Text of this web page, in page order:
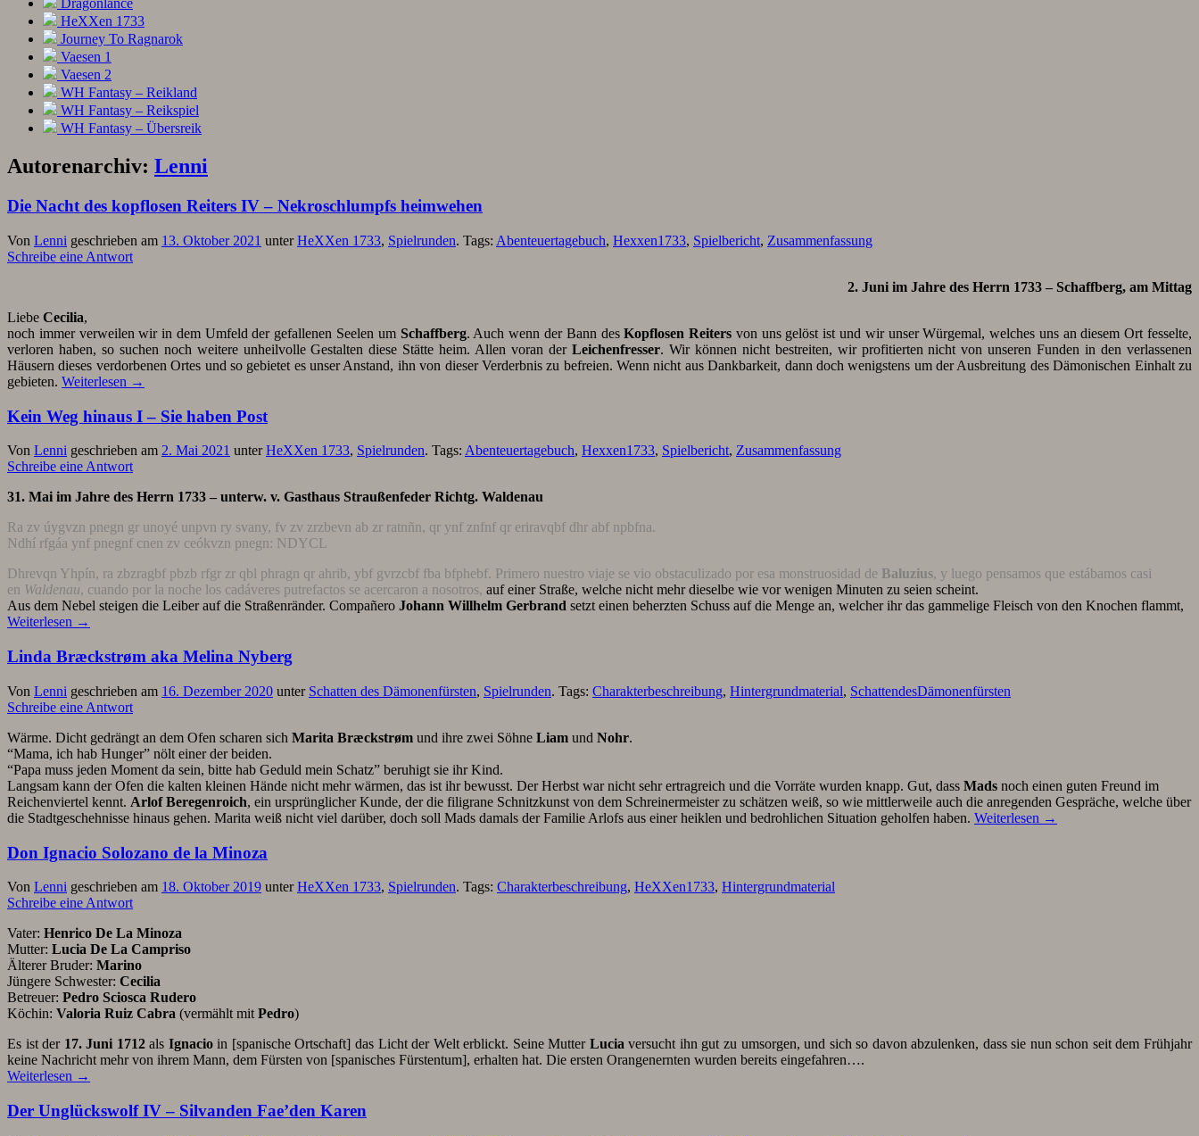
Dragonlance
HeXXen 1733
Journey To Ragnarok
Vaesen 1
Vaesen 2
WH Fantasy – Reikland
WH Fantasy – Reikspiel
WH Fantasy – Übersreik
Autorenarchiv: Lenni
Die Nacht des kopflosen Reiters IV – Nekroschlumpfs heimwehen
Von Lenni geschrieben am 13. Oktober 2021 unterHeXXen 1733, Spielrunden. Tags: Abenteuertagebuch, Hexxen1733, Spielbericht, Zusammenfassung
Schreibe eine Antwort
2. Juni im Jahre des Herrn 1733 – Schaffberg, am Mittag
Liebe Cecilia,
noch immer verweilen wir in dem Umfeld der gefallenen Seelen um Schaffberg. Auch wenn der Bann desKopflosen Reiters von uns gelöst ist und wir unser Würgemal, welches uns an diesem Ort fesselte,
verloren haben, so suchen noch weitere unheilvolle Gestalten diese Stätte heim. Allen voran der Leichenfresser. Wir können nicht bestreiten, wir profitierten nicht von unseren Funden in den verlassenen
Häusern dieses verdorbenen Ortes und so gebietet es unser Anstand, ihn von dieser Verderbnis zu befreien. Wenn nicht aus Dankbarkeit, dann doch wenigstens um der Ausbreitung des Dämonischen Einhalt zu
gebieten. Weiterlesen →
Kein Weg hinaus I – Sie haben Post
Von Lenni geschrieben am 2. Mai 2021 unterHeXXen 1733, Spielrunden. Tags: Abenteuertagebuch, Hexxen1733, Spielbericht, Zusammenfassung
Schreibe eine Antwort
31. Mai im Jahre des Herrn 1733 – unterw. v. Gasthaus Straußenfeder Richtg. Waldenau
Ra zv úygvzn pnegn gr unoyé unpvn ry svany, fv zv zrzbevn ab zr ratnñn, qr ynf znfnf qr eriravqbf dhr abf npbfna.
Ndhí rfgáa ynf pnegnf cnen zv ceókvzn pnegn: NDYCL
Dhrevqn Yhpín, ra zbzragbf pbzb rfgr zr qbl phragn qr ahrib, ybf gvrzcbf fba bfphebf. Primero nuestro viaje se vio obstaculizado por esa monstruosidad de Baluzius, y luego pensamos que estábamos casi
en Waldenau, cuando por la noche los cadáveres putrefactos se acercaron a nosotros, auf einer Straße, welche nicht mehr dieselbe wie vor wenigen Minuten zu seien scheint.
Aus dem Nebel steigen die Leiber auf die Straßenränder. Compañero Johann Willhelm Gerbrand setzt einen beherzten Schuss auf die Menge an, welcher ihr das gammelige Fleisch von den Knochen flammt,
Weiterlesen →
Linda Bræckstrøm aka Melina Nyberg
Von Lenni geschrieben am 16. Dezember 2020 unter Schatten des Dämonenfürsten, Spielrunden. Tags: Charakterbeschreibung, Hintergrundmaterial, SchattendesDämonenfürsten
Schreibe eine Antwort
Wärme. Dicht gedrängt an dem Ofen scharen sich Marita Bræckstrøm und ihre zwei Söhne Liam und Nohr.
“Mama, ich hab Hunger” nölt einer der beiden.
“Papa muss jeden Moment da sein, bitte hab Geduld mein Schatz” beruhigt sie ihr Kind.
Langsam kann der Ofen die kalten kleinen Hände nicht mehr wärmen, das ist ihr bewusst. Der Herbst war nicht sehr ertragreich und die Vorräte wurden knapp. Gut, dass Mads noch einen guten Freund im
Reichenviertel kennt. Arlof Beregenroich, ein ursprünglicher Kunde, der die filigrane Schnitzkunst von dem Schreinermeister zu schätzen weiß, so wie mittlerweile auch die anregenden Gespräche, welche über
die Stadtgeschehnisse hinaus gehen. Marita weiß nicht viel darüber, doch soll Mads damals der Familie Arlofs aus einer heiklen und bedrohlichen Situation geholfen haben. Weiterlesen →
Don Ignacio Solozano de la Minoza
Von Lenni geschrieben am 18. Oktober 2019 unterHeXXen 1733, Spielrunden. Tags: Charakterbeschreibung, HeXXen1733, Hintergrundmaterial
Schreibe eine Antwort
Vater: Henrico De La Minoza
Mutter: Lucia De La Campriso
Älterer Bruder: Marino
Jüngere Schwester: Cecilia
Betreuer: Pedro Sciosca Rudero
Köchin: Valoria Ruiz Cabra (vermählt mit Pedro)
Es ist der 17. Juni 1712als Ignacioin [spanische Ortschaft] das Licht der Welt erblickt. Seine Mutter Lucia versucht ihn gut zu umsorgen, und sich so davon abzulenken, dass sie nun schon seit dem Frühjahr
keine Nachricht mehr von ihrem Mann, dem Fürsten von [spanisches Fürstentum], erhalten hat. Die ersten Orangenernten wurden bereits eingefahren….
Weiterlesen →
Der Unglückswolf IV – Silvanden Fae’den Karen